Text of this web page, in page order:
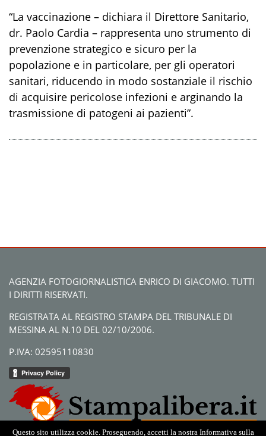
“La vaccinazione – dichiara il Direttore Sanitario,
dr. Paolo Cardia – rappresenta uno strumento di
prevenzione strategico e sicuro per la
popolazione e in particolare, per gli operatori
sanitari, riducendo in modo sostanziale il rischio
di acquisire pericolose infezioni e arginando la
trasmissione di patogeni ai pazienti”.
AGENZIA FOTOGIORNALISTICA ENRICO DI GIACOMO. TUTTI
I DIRITTI RISERVATI.
REGISTRATA AL REGISTRO STAMPA DEL TRIBUNALE DI
MESSINA AL N.10 DEL 02/10/2006.
P.IVA: 02595110830
Questo sito utilizza cookie. Proseguendo, accetti la nostra Informativa sulla